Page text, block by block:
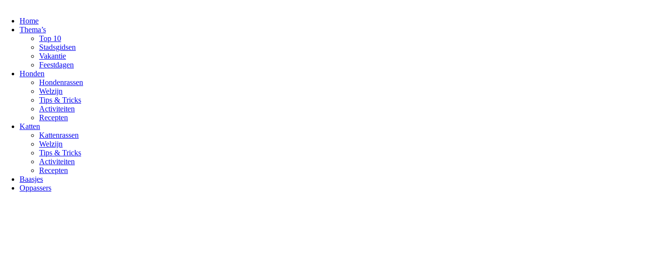
inhoud
Home
Thema’s
Top 10
Stadsgidsen
Vakantie
Feestdagen
Honden
Hondenrassen
Welzijn
Tips & Tricks
Activiteiten
Recepten
Katten
Kattenrassen
Welzijn
Tips & Tricks
Activiteiten
Recepten
Baasjes
Oppassers